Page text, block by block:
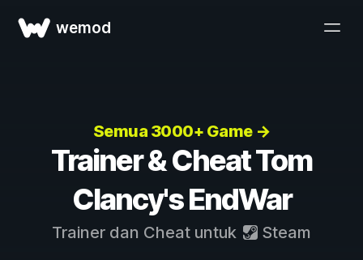
wemod
Semua 3000+ Game →
Trainer & Cheat Tom
Clancy's EndWar
Trainer dan Cheat untuk Steam